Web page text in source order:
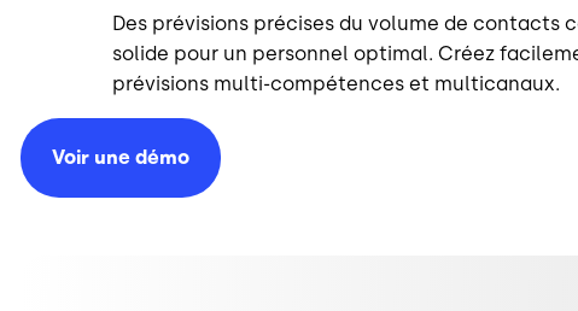
Des prévisions précises du volume de contacts
solide pour un personnel optimal. Créez
prévisions multi-compétences et multicanaux.
Voir une démo